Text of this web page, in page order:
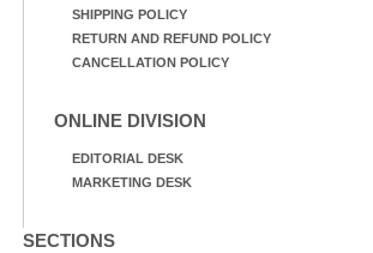
SHIPPING POLICY
RETURN AND REFUND POLICY
CANCELLATION POLICY
ONLINE DIVISION
EDITORIAL DESK
MARKETING DESK
SECTIONS